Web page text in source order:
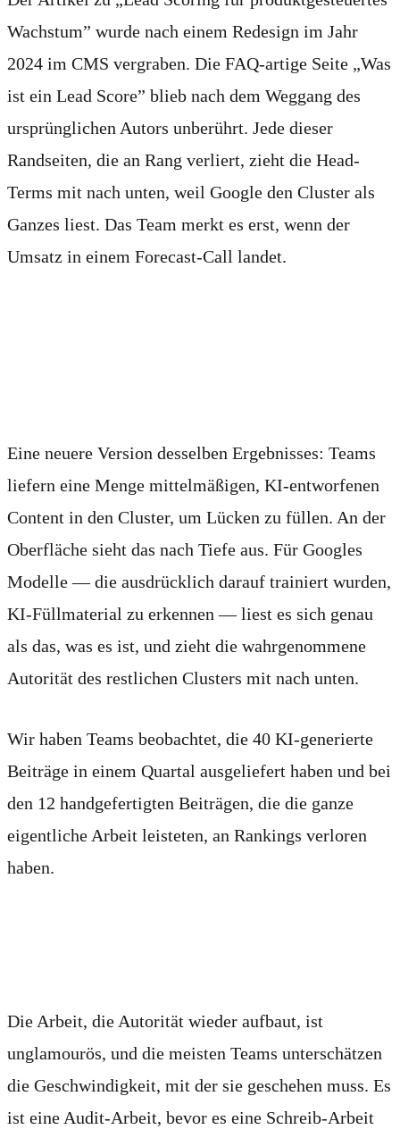
Wachstum” wurde nach einem Redesign im Jahr
2024 im CMS vergraben. Die FAQ-artige Seite „Was
ist ein Lead Score” blieb nach dem Weggang des
ursprünglichen Autors unberührt. Jede dieser
Randseiten, die an Rang verliert, zieht die Head-
Terms mit nach unten, weil Google den Cluster als
Ganzes liest. Das Team merkt es erst, wenn der
Umsatz in einem Forecast-Call landet.
Eine neuere Version desselben Ergebnisses: Teams
liefern eine Menge mittelmäßigen, KI-entworfenen
Content in den Cluster, um Lücken zu füllen. An der
Oberfläche sieht das nach Tiefe aus. Für Googles
Modelle — die ausdrücklich darauf trainiert wurden,
KI-Füllmaterial zu erkennen — liest es sich genau
als das, was es ist, und zieht die wahrgenommene
Autorität des restlichen Clusters mit nach unten.
Wir haben Teams beobachtet, die 40 KI-generierte
Beiträge in einem Quartal ausgeliefert haben und bei
den 12 handgefertigten Beiträgen, die die ganze
eigentliche Arbeit leisteten, an Rankings verloren
haben.
Die Arbeit, die Autorität wieder aufbaut, ist
unglamourös, und die meisten Teams unterschätzen
die Geschwindigkeit, mit der sie geschehen muss. Es
ist eine Audit-Arbeit, bevor es eine Schreib-Arbeit